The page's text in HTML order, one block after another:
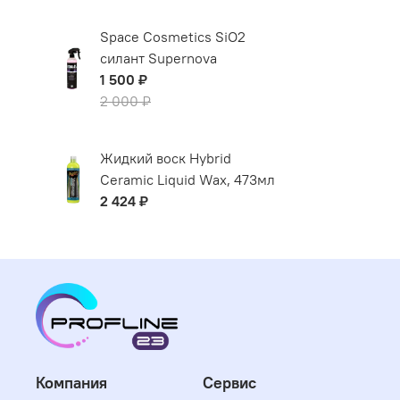
Space Cosmetics SiO2
силант Supernova
1 500 ₽
2 000 ₽
Жидкий воск Hybrid
Ceramic Liquid Wax, 473мл
2 424 ₽
Компания Сервис